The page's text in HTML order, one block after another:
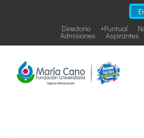
+Puntual
Directorio
Aspirantes
Admisiones